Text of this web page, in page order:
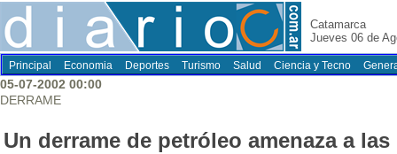
Catamarca
Jueves 06 de
Principal Economia Deportes Turismo Salud Ciencia y Tecno
05-07-2002 00:00
DERRAME
Un derrame de petróleo amenaza a las